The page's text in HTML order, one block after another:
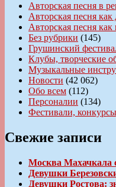
Авторская песня в
Авторская песня
Авторская песня как
Без рубрики (145)
Грушинский
Клубы, творческие
Музыкальные
Новости (42 062)
Обо всем (112)
Персоналии (134)
Фестивали,
Свежие записи
Москва Махачкала
Девушки
Девушки Ростова: